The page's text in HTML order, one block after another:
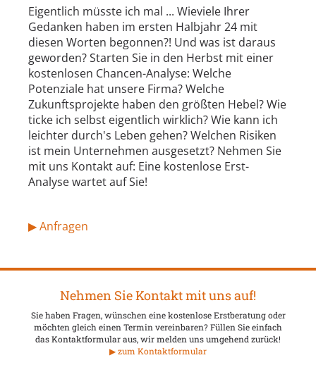
Eigentlich müsste ich mal ... Wieviele Ihrer
Gedanken haben im ersten Halbjahr 24 mit
diesen Worten begonnen?! Und was ist daraus
geworden? Starten Sie in den Herbst mit einer
kostenlosen Chancen-Analyse: Welche
Potenziale hat unsere Firma? Welche
Zukunftsprojekte haben den größten Hebel? Wie
ticke ich selbst eigentlich wirklich? Wie kann ich
leichter durch's Leben gehen? Welchen Risiken
ist mein Unternehmen ausgesetzt? Nehmen Sie
mit uns Kontakt auf: Eine kostenlose Erst-
Analyse wartet auf Sie!
▶ Anfragen
Nehmen Sie Kontakt mit uns auf!
Sie haben Fragen, wünschen eine kostenlose Erstberatung oder
möchten gleich einen Termin vereinbaren? Füllen Sie einfach
das Kontaktformular aus, wir melden uns umgehend zurück!
▶ zum Kontaktformular